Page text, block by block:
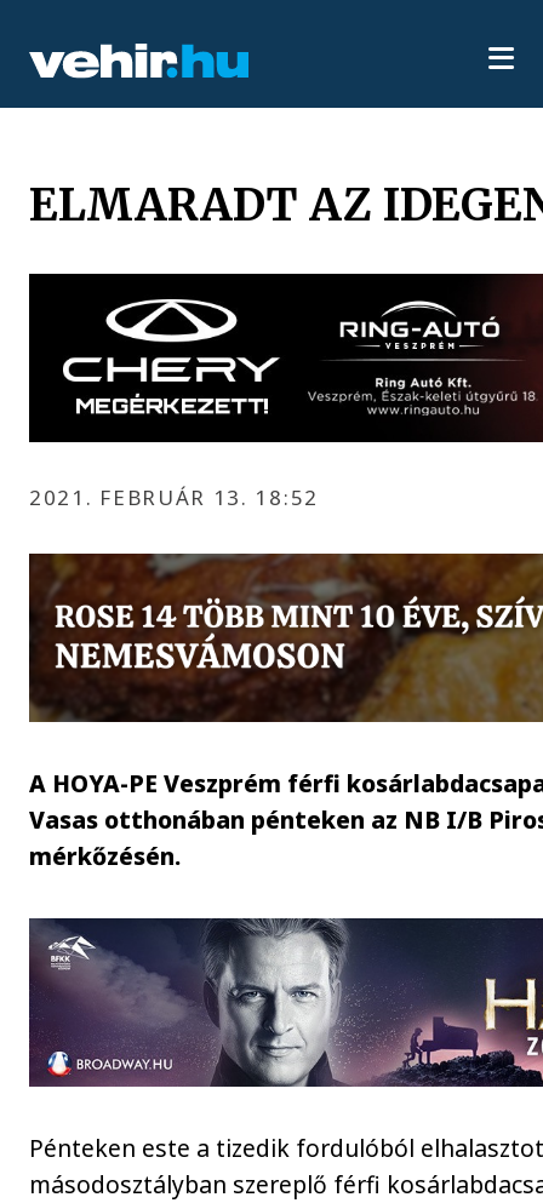
ELMARADT AZ
2021. FEBRUÁR 13. 18:52
A HOYA-PE Veszprém férfi
Vasas otthonában pénteken az NB I/B
mérkőzésén.
Pénteken este a tizedik fordulóból
másodosztályban szereplő férfi